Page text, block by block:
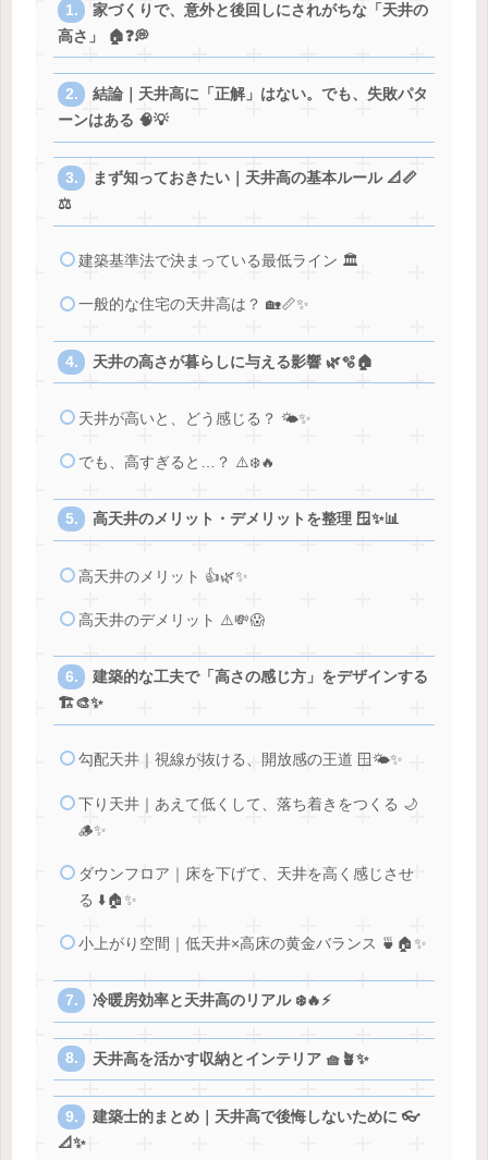
家づくりで、意外と後回しにされがちな「天井の
高さ」 🏠❓💭
結論｜天井高に「正解」はない。でも、失敗パタ
ーンはある 🧠💡
まず知っておきたい｜天井高の基本ルール 📐📏
⚖️
建築基準法で決まっている最低ライン 🏛️
一般的な住宅の天井高は？ 🏡📏✨
天井の高さが暮らしに与える影響 🌿🫧🏠
天井が高いと、どう感じる？ 🌤️✨
でも、高すぎると…？ ⚠️❄️🔥
高天井のメリット・デメリットを整理 🪟✨📊
高天井のメリット 👍🌿✨
高天井のデメリット ⚠️💸😱
建築的な工夫で「高さの感じ方」をデザインする
🏗️🎨✨
勾配天井｜視線が抜ける、開放感の王道 🪟🌤️✨
下り天井｜あえて低くして、落ち着きをつくる 🌙
🪵✨
ダウンフロア｜床を下げて、天井を高く感じさせ
る ⬇️🏠✨
小上がり空間｜低天井×高床の黄金バランス 🍵🏠✨
冷暖房効率と天井高のリアル ❄️🔥⚡
天井高を活かす収納とインテリア 🧺🪴✨
建築士的まとめ｜天井高で後悔しないために 👓
📐✨